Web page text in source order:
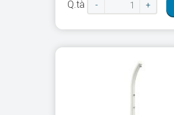
Q.tà - +